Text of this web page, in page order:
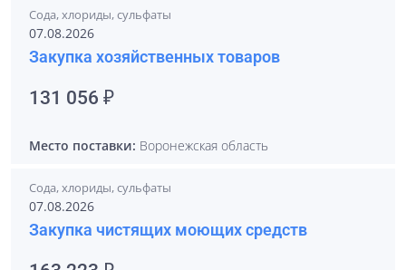
Сода, хлориды, сульфаты
07.08.2026
Закупка хозяйственных товаров
131 056 ₽
Место поставки: Воронежская область
Сода, хлориды, сульфаты
07.08.2026
Закупка чистящих моющих средств